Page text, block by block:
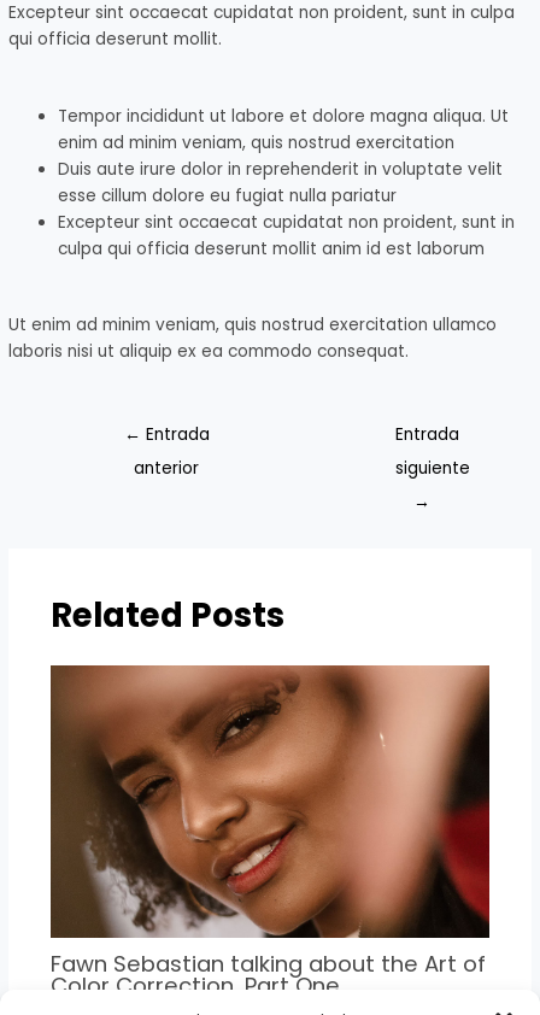
Excepteur sint occaecat cupidatat non proident, sunt in culpa
qui officia deserunt mollit.
Tempor incididunt ut labore et dolore magna aliqua. Ut
enim ad minim veniam, quis nostrud exercitation
Duis aute irure dolor in reprehenderit in voluptate velit
esse cillum dolore eu fugiat nulla pariatur
Excepteur sint occaecat cupidatat non proident, sunt in
culpa qui officia deserunt mollit anim id est laborum
Ut enim ad minim veniam, quis nostrud exercitation ullamco
laboris nisi ut aliquip ex ea commodo consequat.
← Entrada
anterior
Entrada
siguiente
→
Related Posts
Fawn Sebastian talking about the Art of
Color Correction, Part One